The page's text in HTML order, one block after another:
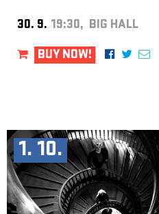
30. 9. 19:30, BIG HALL
BUY NOW!
1. 10.